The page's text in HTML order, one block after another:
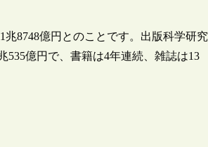
8748億円とのことです。出版科学研究
535億円で、書籍は4年連続、雑誌は13